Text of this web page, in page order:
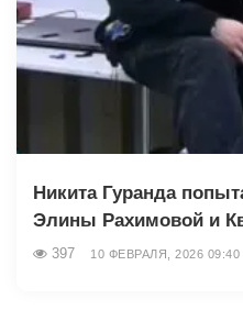
Никита Гуранда
Элины Рахимовой и
397 10 ФЕВРАЛЯ, 2026 09:40